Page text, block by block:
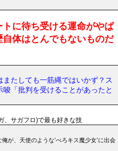
に待ち受ける運命がやば
体はとんでもないものだ
またしても一筋縄ではいかず？ス
「批判を受けることがあったと
、サガフロ)で最も好きな技
が、天使のような’べろキス魔少女’に出会